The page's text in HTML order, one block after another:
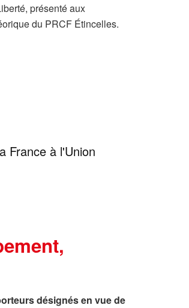
présenté aux
du PRCF Étincelles.
France à l'Union
désignés en vue de